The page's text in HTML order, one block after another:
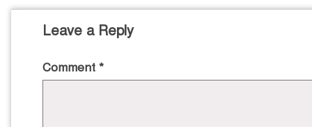
Leave a Reply
Comment *